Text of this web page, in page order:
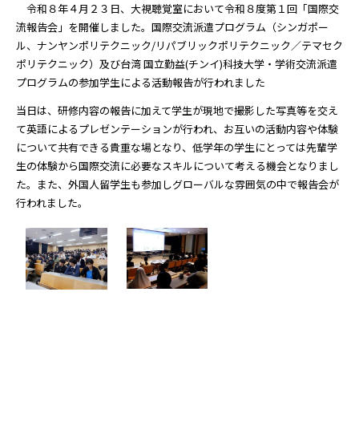
令和８年４月２３日、大視聴覚室において令和８度第１回「国際交
流報告会」を開催しました。国際交流派遣プログラム（シンガポー
ル、ナンヤンポリテクニック/リパブリックポリテクニック／テマセク
ポリテクニック）及び台湾 国立勤益(チンイ)科技大学・学術交流派遣
プログラムの参加学生による活動報告が行われました
当日は、研修内容の報告に加えて学生が現地で撮影した写真等を交え
て英語によるプレゼンテーションが行われ、お互いの活動内容や体験
について共有できる貴重な場となり、低学年の学生にとっては先輩学
生の体験から国際交流に必要なスキルについて考える機会となりまし
た。また、外国人留学生も参加しグローバルな雰囲気の中で報告会が
行われました。